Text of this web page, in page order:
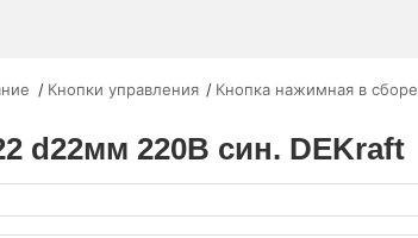
Кнопки управления Кнопка нажимная в сборе
d22мм 220В син. DEKraft